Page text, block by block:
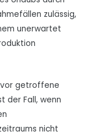
zulässig,
unerwartet
getroffene
der Fall, wenn
nicht